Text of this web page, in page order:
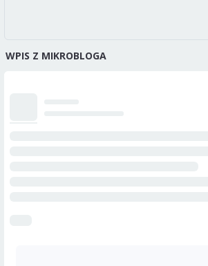
WPIS Z MIKROBLOGA